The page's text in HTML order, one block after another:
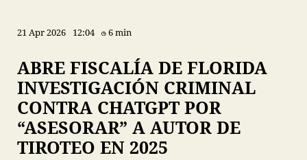
21 Apr 2026 12:04 6 min
ABRE FISCALÍA DE FLORIDA
INVESTIGACIÓN CRIMINAL
CONTRA CHATGPT POR
“ASESORAR” A AUTOR DE
TIROTEO EN 2025